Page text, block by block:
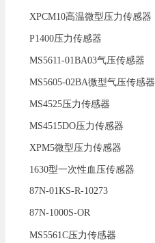
XPCM10高温微型压力传感器
P1400压力传感器
MS5611-01BA03气压传感器
MS5605-02BA微型气压传感器
MS4525压力传感器
MS4515DO压力传感器
XPM5微型压力传感器
1630型一次性血压传感器
87N-01KS-R-10273
87N-1000S-OR
MS5561C压力传感器